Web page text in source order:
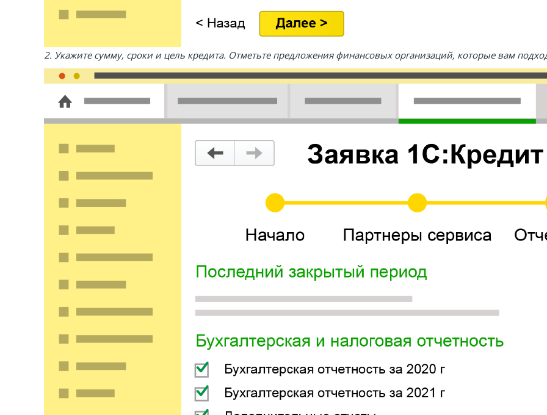
2. Укажите сумму, сроки и цель кредита. Отметьте предложения финансовых организаций, которые вам